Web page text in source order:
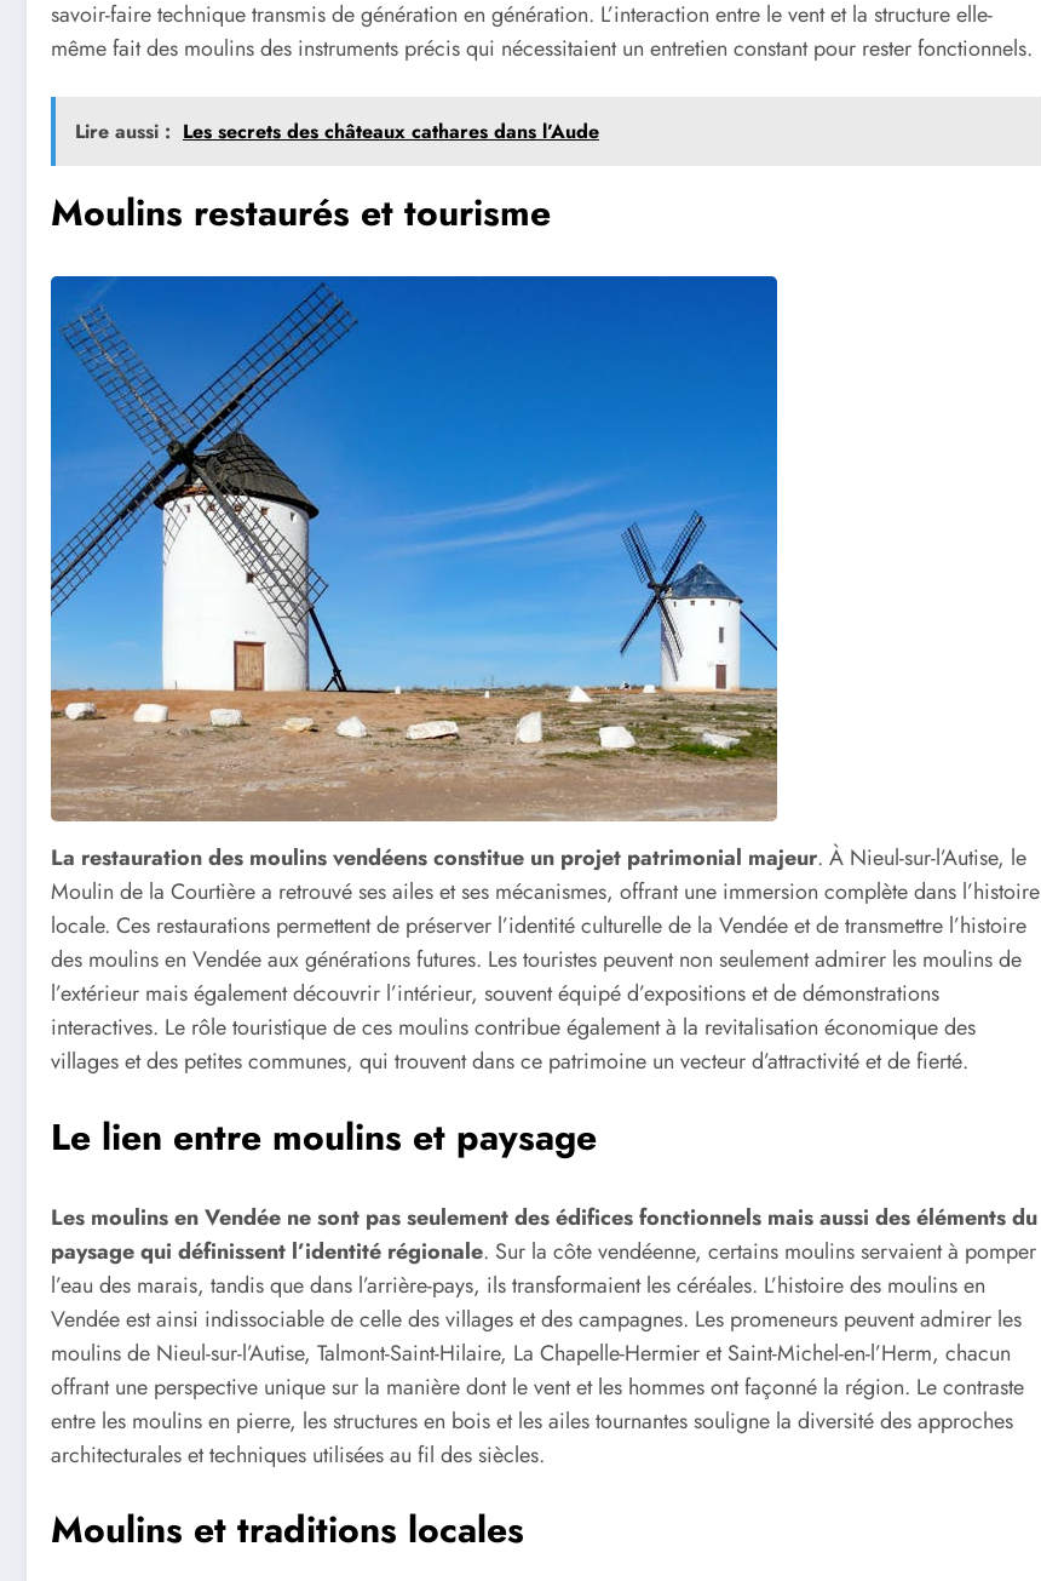
savoir-faire technique transmis de génération en génération. L’interaction entre le vent et la structure elle-
même fait des moulins des instruments précis qui nécessitaient un entretien constant pour rester fonctionnels.
Lire aussi : Les secrets des châteaux cathares dans l’Aude
Moulins restaurés et tourisme
La restauration des moulins vendéens constitue un projet patrimonial majeur. À Nieul-sur-l’Autise, le
Moulin de la Courtière a retrouvé ses ailes et ses mécanismes, offrant une immersion complète dans l’histoire
locale. Ces restaurations permettent de préserver l’identité culturelle de la Vendée et de transmettre l’histoire
des moulins en Vendée aux générations futures. Les touristes peuvent non seulement admirer les moulins de
l’extérieur mais également découvrir l’intérieur, souvent équipé d’expositions et de démonstrations
interactives. Le rôle touristique de ces moulins contribue également à la revitalisation économique des
villages et des petites communes, qui trouvent dans ce patrimoine un vecteur d’attractivité et de fierté.
Le lien entre moulins et paysage
Les moulins en Vendée ne sont pas seulement des édifices fonctionnels mais aussi des éléments du
paysage qui définissent l’identité régionale. Sur la côte vendéenne, certains moulins servaient à pomper
l’eau des marais, tandis que dans l’arrière-pays, ils transformaient les céréales. L’histoire des moulins en
Vendée est ainsi indissociable de celle des villages et des campagnes. Les promeneurs peuvent admirer les
moulins de Nieul-sur-l’Autise, Talmont-Saint-Hilaire, La Chapelle-Hermier et Saint-Michel-en-l’Herm, chacun
offrant une perspective unique sur la manière dont le vent et les hommes ont façonné la région. Le contraste
entre les moulins en pierre, les structures en bois et les ailes tournantes souligne la diversité des approches
architecturales et techniques utilisées au fil des siècles.
Moulins et traditions locales